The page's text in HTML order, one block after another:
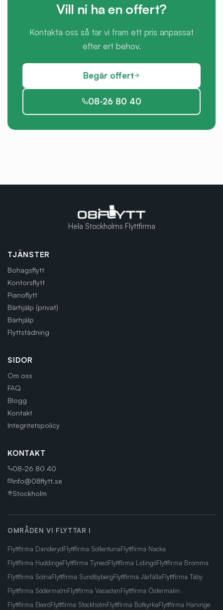
Vill ni ha en offert?
Kontakta oss så tar vi fram ett pris anpassat
efter ert behov.
Begär offert
08-26 80 40
Hela Stockholms Flyttfirma
TJÄNSTER
Bohagsflytt
Kontorsflytt
Pianoflytt
Bärhjälp (privat)
Bärhjälp
Flyttstädning
SIDOR
Om oss
FAQ
Blogg
Kontakt
Integritetspolicy
KONTAKT
08-26 80 40
info@08flytt.se
Stockholm
OMRÅDEN VI FLYTTAR I
Flyttfirma DanderydFlyttfirma SollentunaFlyttfirma Nacka
Flyttfirma HuddingeFlyttfirma TyresöFlyttfirma LidingöFlyttfirma Bromma
Flyttfirma SolnaFlyttfirma SundbybergFlyttfirma JärfällaFlyttfirma Täby
Flyttfirma SödermalmFlyttfirma VasastanFlyttfirma Östermalm
Flyttfirma EkeröFlyttfirma StockholmFlyttfirma BotkyrkaFlyttfirma Haninge